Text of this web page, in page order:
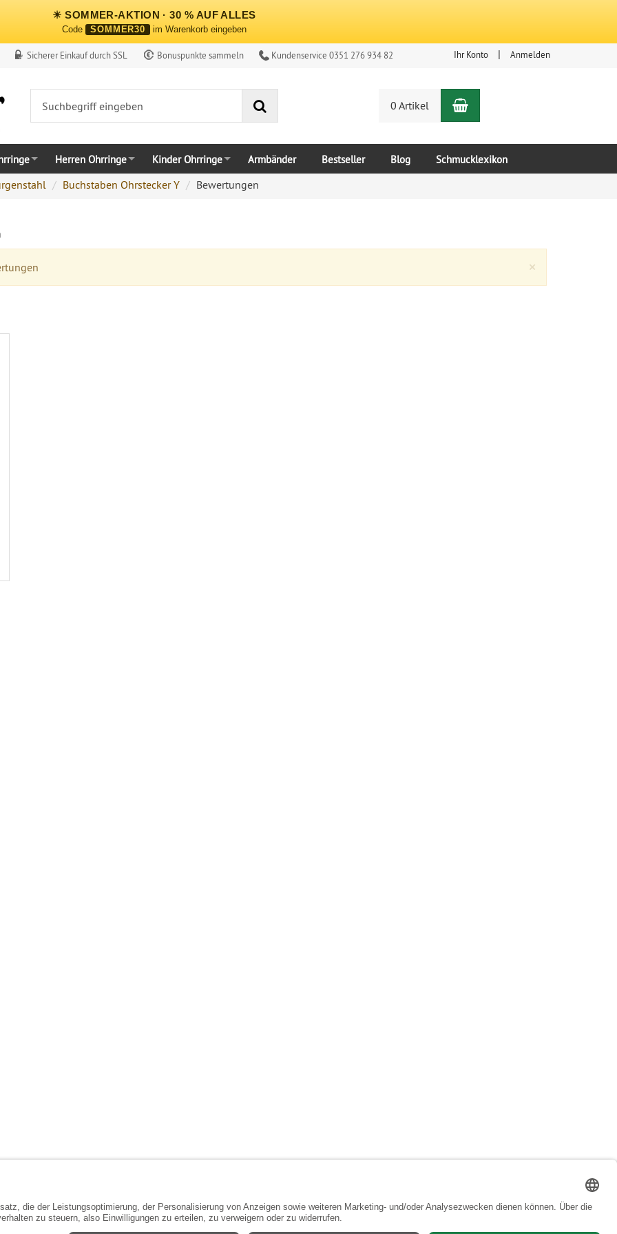
☀ SOMMER-AKTION · 30 % AUF ALLES
Code SOMMER30 im Warenkorb eingeben
Sicherer Einkauf durch SSL Bonuspunkte sammeln Kundenservice 0351 276 934 82 Ihr Konto Anmelden
0 Artikel Warenkorb
Herren Ohrringe Kinder Ohrringe Armbänder Bestseller Blog Schmucklexikon
Buchstaben Ohrstecker Y Bewertungen
×